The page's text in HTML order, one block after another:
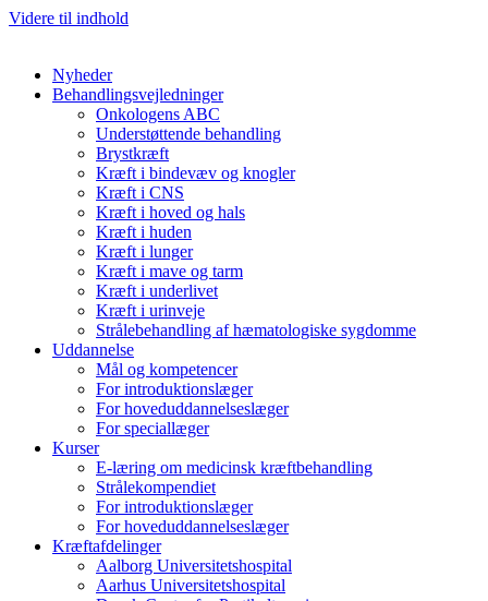
Videre til indhold
Nyheder
Behandlingsvejledninger
Onkologens ABC
Understøttende behandling
Brystkræft
Kræft i bindevæv og knogler
Kræft i CNS
Kræft i hoved og hals
Kræft i huden
Kræft i lunger
Kræft i mave og tarm
Kræft i underlivet
Kræft i urinveje
Strålebehandling af hæmatologiske sygdomme
Uddannelse
Mål og kompetencer
For introduktionslæger
For hoveduddannelseslæger
For speciallæger
Kurser
E-læring om medicinsk kræftbehandling
Strålekompendiet
For introduktionslæger
For hoveduddannelseslæger
Kræftafdelinger
Aalborg Universitetshospital
Aarhus Universitetshospital